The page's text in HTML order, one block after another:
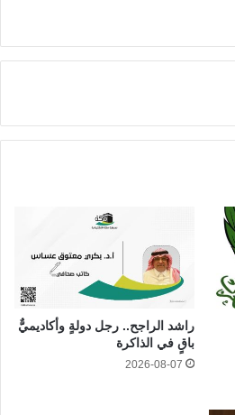
راشد الراجح.. رجل دولةٍ وأكاديميٌّ
باقٍ في الذاكرة
2026-08-07